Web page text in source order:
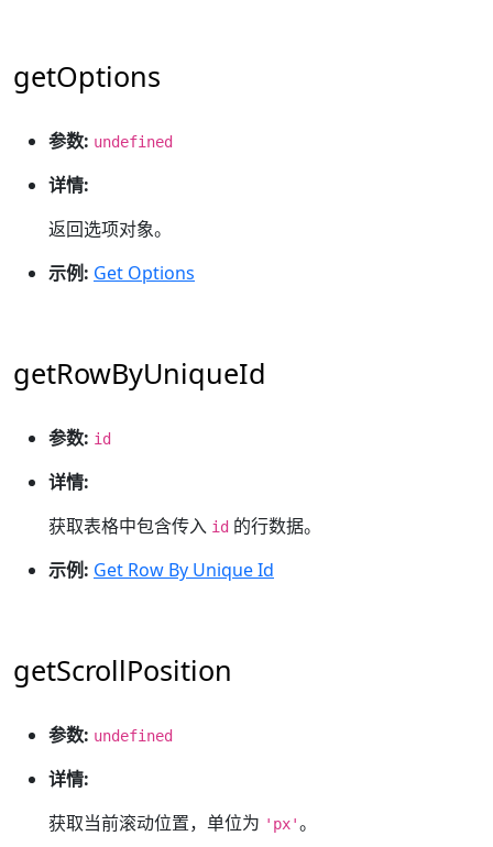
getOptions
参数: undefined
详情:
返回选项对象。
示例: Get Options
getRowByUniqueId
参数: id
详情:
获取表格中包含传入 id 的行数据。
示例: Get Row By Unique Id
getScrollPosition
参数: undefined
详情:
获取当前滚动位置，单位为 'px'。